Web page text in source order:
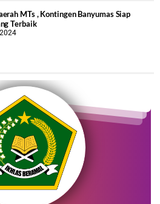
MTs , Kontingen Banyumas Siap
Terbaik